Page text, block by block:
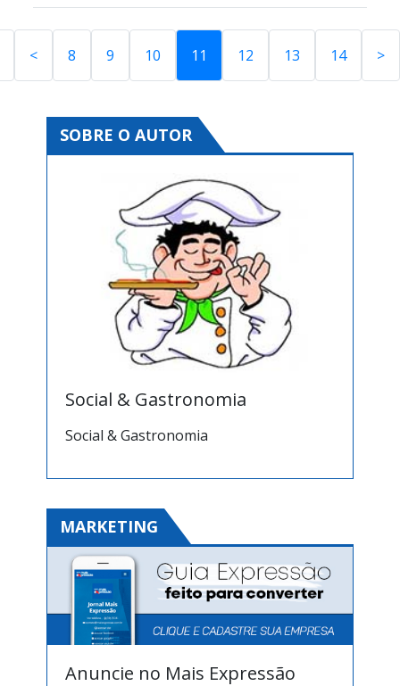
< 8 9 10 11 12 13 14 >
SOBRE O AUTOR
Social & Gastronomia
Social & Gastronomia
MARKETING
Anuncie no Mais Expressão